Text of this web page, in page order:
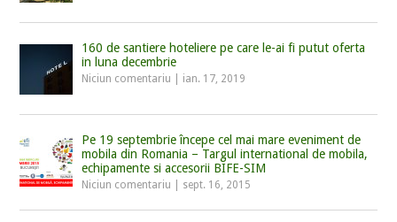
160 de santiere hoteliere pe care le-ai fi putut oferta
in luna decembrie
Niciun comentariu ian. 17, 2019
Pe 19 septembrie începe cel mai mare eveniment de
mobila din Romania – Targul international de mobila,
echipamente si accesorii BIFE-SIM
Niciun comentariu sept. 16, 2015